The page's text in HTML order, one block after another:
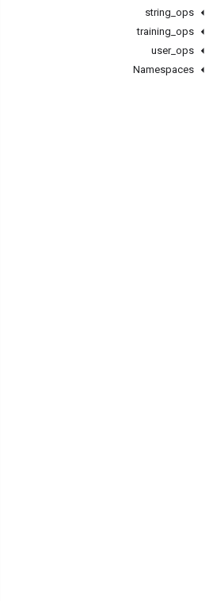
string ops
training ops
user_ ops
Namespaces